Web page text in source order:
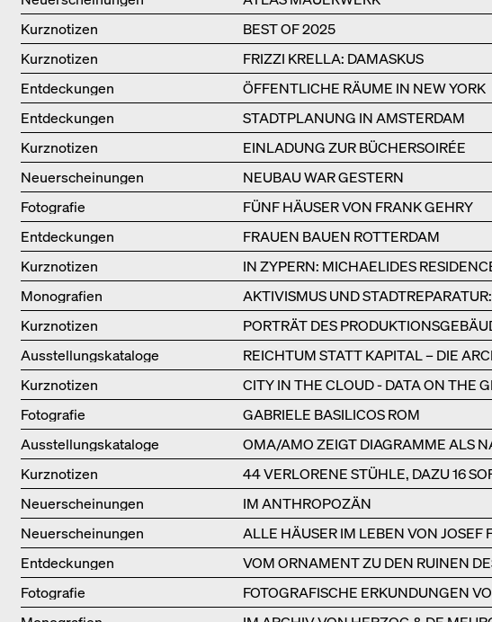
Kurznotizen
BEST OF 2025
Kurznotizen
FRIZZI KRELLA: DAMASKUS
Entdeckungen
ÖFFENTLICHE RÄUME IN NEW YORK
Entdeckungen
STADTPLANUNG IN AMSTERDAM
Kurznotizen
EINLADUNG ZUR BÜCHERSOIRÉE
Neuerscheinungen
NEUBAU WAR GESTERN
Fotografie
FÜNF HÄUSER VON FRANK GEHRY
Entdeckungen
FRAUEN BAUEN ROTTERDAM
Kurznotizen
IN ZYPERN: MICHAELIDES
Monografien
AKTIVISMUS UND
Kurznotizen
PORTRÄT DES
Ausstellungs­kataloge
REICHTUM STATT KAPITAL – DIE
Kurznotizen
CITY IN THE CLOUD - DATA ON THE
Fotografie
GABRIELE BASILICOS ROM
Ausstellungs­kataloge
OMA/AMO ZEIGT DIAGRAMME ALS
Kurznotizen
44 VERLORENE STÜHLE, DAZU 16
Neuerscheinungen
IM ANTHROPOZÄN
Neuerscheinungen
ALLE HÄUSER IM LEBEN VON JOSEF
Entdeckungen
VOM ORNAMENT ZU DEN RUINEN
Fotografie
FOTOGRAFISCHE ERKUNDUNGEN